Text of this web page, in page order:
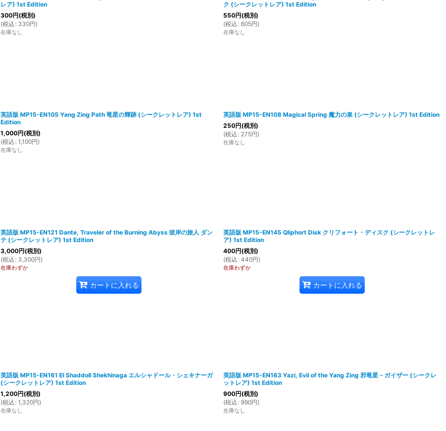
レア) 1st Edition
300円(税別)
(税込 : 330円)
在庫なし
ク (シークレットレア) 1st Edition
550円(税別)
(税込 : 605円)
在庫なし
英語版 MP15-EN105 Yang Zing Path 竜星の輝跡 (シークレットレア) 1st
Edition
1,000円(税別)
(税込 : 1,100円)
在庫なし
英語版 MP15-EN108 Magical Spring 魔力の泉 (シークレットレア) 1st Edition
250円(税別)
(税込 : 275円)
在庫なし
英語版 MP15-EN121 Dante, Traveler of the Burning Abyss 彼岸の旅人 ダン
テ (シークレットレア) 1st Edition
3,000円(税別)
(税込 : 3,300円)
在庫わずか
カートに入れる
英語版 MP15-EN145 Qliphort Disk クリフォート・ディスク (シークレットレ
ア) 1st Edition
400円(税別)
(税込 : 440円)
在庫わずか
カートに入れる
英語版 MP15-EN161 El Shaddoll Shekhinaga エルシャドール・シェキナーガ
(シークレットレア) 1st Edition
1,200円(税別)
(税込 : 1,320円)
在庫なし
英語版 MP15-EN163 Yazi, Evil of the Yang Zing 邪竜星－ガイザー (シークレ
ットレア) 1st Edition
900円(税別)
(税込 : 990円)
在庫なし